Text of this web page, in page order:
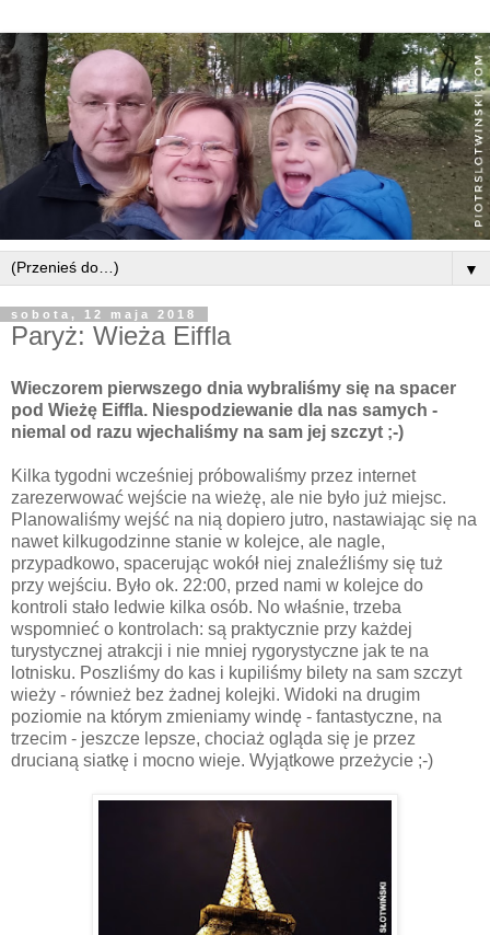
▼
sobota, 12 maja 2018
Paryż: Wieża Eiffla
Wieczorem pierwszego dnia wybraliśmy się na spacer
pod Wieżę Eiffla. Niespodziewanie dla nas samych -
niemal od razu wjechaliśmy na sam jej szczyt ;-)
Kilka tygodni wcześniej próbowaliśmy przez internet
zarezerwować wejście na wieżę, ale nie było już miejsc.
Planowaliśmy wejść na nią dopiero jutro, nastawiając się na
nawet kilkugodzinne stanie w kolejce, ale nagle,
przypadkowo, spacerując wokół niej znaleźliśmy się tuż
przy wejściu. Było ok. 22:00, przed nami w kolejce do
kontroli stało ledwie kilka osób. No właśnie, trzeba
wspomnieć o kontrolach: są praktycznie przy każdej
turystycznej atrakcji i nie mniej rygorystyczne jak te na
lotnisku. Poszliśmy do kas i kupiliśmy bilety na sam szczyt
wieży - również bez żadnej kolejki. Widoki na drugim
poziomie na którym zmieniamy windę - fantastyczne, na
trzecim - jeszcze lepsze, chociaż ogląda się je przez
drucianą siatkę i mocno wieje. Wyjątkowe przeżycie ;-)